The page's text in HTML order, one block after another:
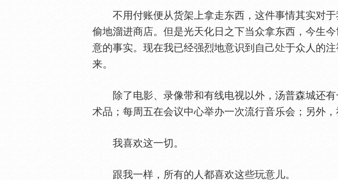
不用付账便从货架上拿走东西，这件事情其实对于
偷地溜进商店。但是光天化日之下当众拿东西，今生
意的事实。现在我已经强烈地意识到自己
于众人的
来。
除了电影、录像带和有线电视以外，汤普森城还有
术品；每周五在会议中心举办一次流行音乐会；另外，
我喜欢这一切。
跟我一样，所有的人都喜欢这些玩意儿。